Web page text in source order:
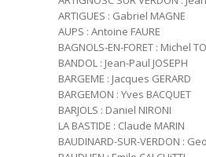
ARTIGUES : Gabriel MAGNE
AUPS : Antoine FAURE
BAGNOLS-EN-FORET : Michel
BANDOL : Jean-Paul JOSEPH
BARGEME : Jacques GERARD
BARGEMON : Yves BACQUET
BARJOLS : Daniel NIRONI
LA BASTIDE : Claude MARIN
BAUDINARD-SUR-VERDON :